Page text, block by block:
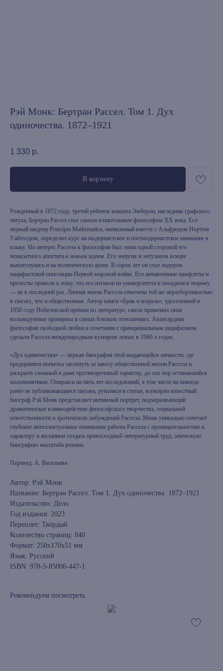
Рэй Монк: Бертран Рассел. Том 1. Дух
одиночества. 1872–1921
1 330 р.
В корзину
Рожденный в 1872 году, третий ребенок виконта Эмберли, наследник графского
титула, Бертран Рассел стал самым влиятельным философом XX века. Его
первый шедевр Principia Mathematica, написанный вместе с Альфредом Нортом
Уайтхедом, определил курс на модернистское и постмодернистское внимание к
языку. Но интерес Рассела к философии был лишь одной стороной его
ненасытного аппетита к новым идеям. Его энергия и энтузиазм вскоре
выплеснулись и на политическую арену. В сорок лет он стал лидером
пацифистской оппозиции Первой мировой войне. Его антивоенные памфлеты и
протесты привели к тому, что его изгнали из университета и посадили в тюрьму
— не в последний раз. Личная жизнь Рассела отмечена той же неразборчивостью
в связях, что и общественная. Автор книги «Брак и мораль», удостоенной в
1950 году Нобелевской премии по литературе, смело применил свои
вольнодумные принципы в самых близких отношениях. Авангардная
философия свободной любви в сочетании с принципиальным пацифизмом
сделали Рассела международным кумиром левых в 1960-х годах.
«Дух одиночества» — первая биография этой выдающейся личности, где
предпринята попытка заглянуть за завесу общественной жизни Рассела и
раскрыть сложный и даже противоречивый характер, до сих пор остававшийся
малопонятным. Опираясь на пять лет исследований, в том числе на никогда
ранее не публиковавшиеся письма, рукописи и статьи, всемирно известный
биограф Рэй Монк представляет интимный портрет, подчеркивающий
драматическое взаимодействие философского творчества, социальной
ответственности и эротических побуждений Рассела. Монк уникально сочетает
глубокое интеллектуальное понимание работы Рассела с проницательностью к
характеру и желанием создать превосходный литературный труд, эпическую
биографию масштаба романа.
Перевод: А. Васильева
Автор: Рэй Монк
Название: Бертран Рассел. Том 1. Дух одиночества. 1872–1921
Издательство: Дело
Год издания: 2023
Переплет: Твёрдый
Количество страниц: 840
Формат: 250x170x51 мм
Язык: Русский
ISBN: 978-5-85006-447-1
Рекомендуем посмотреть